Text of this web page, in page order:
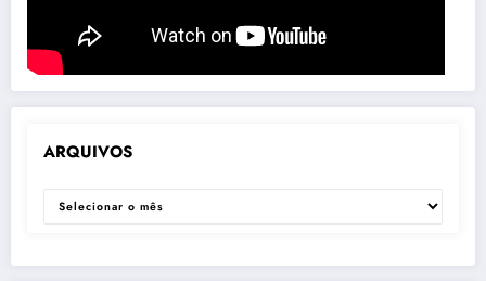
ARQUIVOS
ARQUIVOS